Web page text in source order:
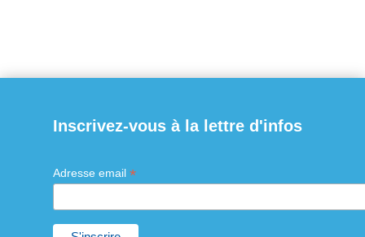
Inscrivez-vous à la lettre d'infos
Adresse email *